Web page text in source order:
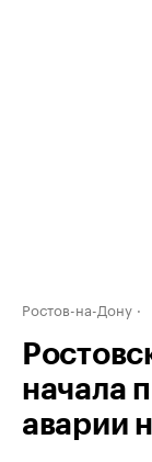
Ростов-на-Дону
начала
аварии